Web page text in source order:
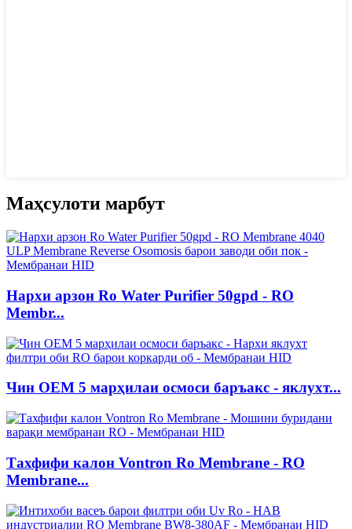
Маҳсулоти марбут
Нархи арзон Ro Water Purifier 50gpd - RO
Membr...
Чин OEM 5 марҳилаи осмоси баръакс - яклухт...
Тахфифи калон Vontron Ro Membrane - RO
Membrane...